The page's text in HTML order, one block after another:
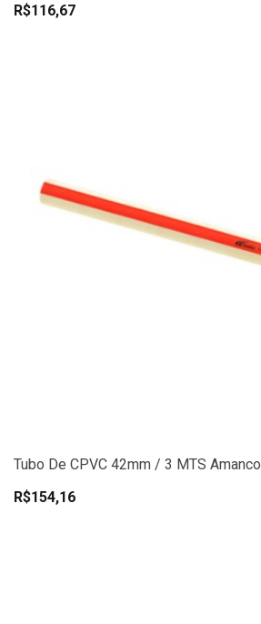
R$116,67
Tubo De CPVC 42mm / 3 MTS Amanco
R$154,16